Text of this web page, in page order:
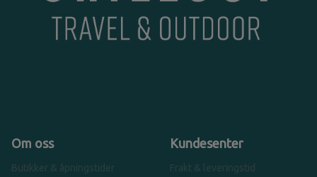
Om oss
Butikker & åpningstider
Kundesenter
Frakt & leveringstid